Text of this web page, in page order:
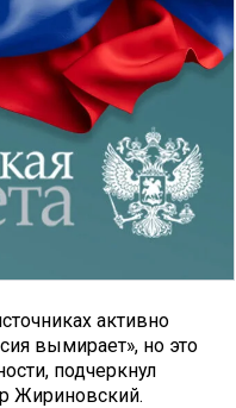
активно
вымирает», но это
подчеркнул
Жириновский.